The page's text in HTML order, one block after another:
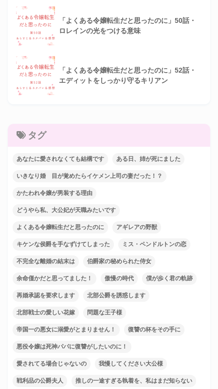
「よくある令嬢転生だと思ったのに」50話・
ロレインの光をつける意味
「よくある令嬢転生だと思ったのに」52話・
エディットをしっかり守るキリアン
タグ
あなたに愛されなくても結構です ある日、姉が死にました
いきなり婚 目が覚めたらイケメン上司の妻だった！？
かたわれ令嬢が男装する理由
どうやら私、大公妃が天職みたいです
よくある令嬢転生だと思ったのに アギレアの野獣
キケンな侯爵を手なずけてしまった ミス・ペンドルトンの恋
不完全な離婚の結末は 伯爵家の秘められた侍女
余命僅かだと思ってました！ 傲慢の時代 僕が歩く君の軌跡
再婚承認を要求します 北部公爵を誘惑します
北部戦士の愛しい花嫁 問題な王子様
帝国一の悪女に溺愛がとまりません！ 復讐の杯をその手に
悪役令嬢は死神パパに復讐がしたいのに！
愛されてる場合じゃないの 我慢してください大公様
戦利品の公爵夫人 推しの一途すぎる執着を、私はまだ知らない